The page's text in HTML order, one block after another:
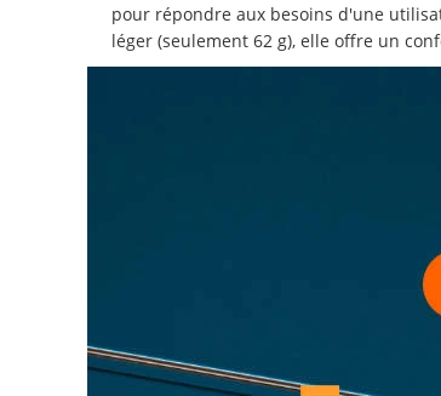
pour répondre aux besoins d'une
léger (seulement 62 g), elle offre un